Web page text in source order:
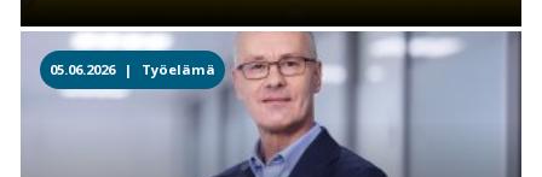
05.06.2026 | Työelämä